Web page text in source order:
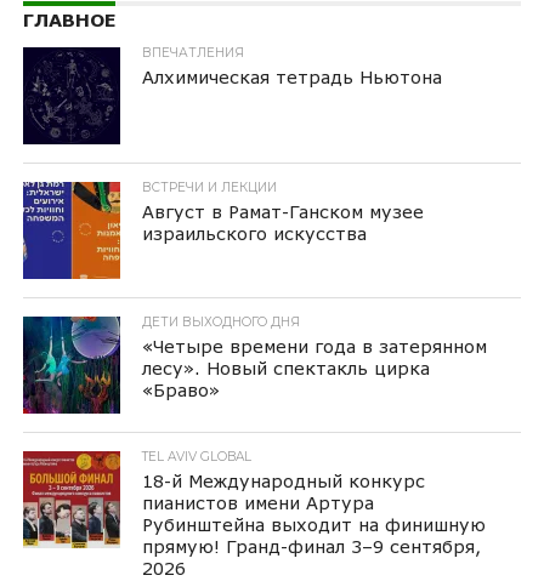
ГЛАВНОЕ
ВПЕЧАТЛЕНИЯ
Алхимическая тетрадь Ньютона
ВСТРЕЧИ И ЛЕКЦИИ
Август в Рамат-Ганском музее
израильского искусства
ДЕТИ ВЫХОДНОГО ДНЯ
«Четыре времени года в затерянном
лесу». Новый спектакль цирка
«Браво»
TEL AVIV GLOBAL
18-й Международный конкурс
пианистов имени Артура
Рубинштейна выходит на финишную
прямую! Гранд-финал 3–9 сентября,
2026